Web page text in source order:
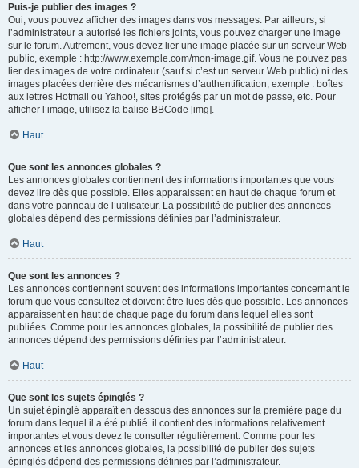
Puis-je publier des images ?
Oui, vous pouvez afficher des images dans vos messages. Par ailleurs, si
l’administrateur a autorisé les fichiers joints, vous pouvez charger une image
sur le forum. Autrement, vous devez lier une image placée sur un serveur Web
public, exemple : http://www.exemple.com/mon-image.gif. Vous ne pouvez pas
lier des images de votre ordinateur (sauf si c’est un serveur Web public) ni des
images placées derrière des mécanismes d’authentification, exemple : boîtes
aux lettres Hotmail ou Yahoo!, sites protégés par un mot de passe, etc. Pour
afficher l’image, utilisez la balise BBCode [img].
Haut
Que sont les annonces globales ?
Les annonces globales contiennent des informations importantes que vous
devez lire dès que possible. Elles apparaissent en haut de chaque forum et
dans votre panneau de l’utilisateur. La possibilité de publier des annonces
globales dépend des permissions définies par l’administrateur.
Haut
Que sont les annonces ?
Les annonces contiennent souvent des informations importantes concernant le
forum que vous consultez et doivent être lues dès que possible. Les annonces
apparaissent en haut de chaque page du forum dans lequel elles sont
publiées. Comme pour les annonces globales, la possibilité de publier des
annonces dépend des permissions définies par l’administrateur.
Haut
Que sont les sujets épinglés ?
Un sujet épinglé apparaît en dessous des annonces sur la première page du
forum dans lequel il a été publié. il contient des informations relativement
importantes et vous devez le consulter régulièrement. Comme pour les
annonces et les annonces globales, la possibilité de publier des sujets
épinglés dépend des permissions définies par l’administrateur.